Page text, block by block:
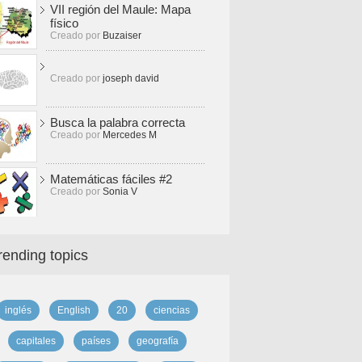
VII región del Maule: Mapa
físico
Creado por Buzaiser
Creado por joseph david
Busca la palabra correcta
Creado por Mercedes M
Matemáticas fáciles #2
Creado por Sonia V
topics
inglés English 20 ciencias
capitales países geografía